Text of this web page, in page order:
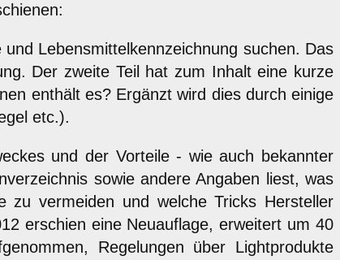
Lebensmittelkennzeichnung suchen. Das
Der zweite Teil hat zum Inhalt eine kurze
enthält es? Ergänzt wird dies durch einige
etc.).
und der Vorteile - wie auch bekannter
sowie andere Angaben liest, was
vermeiden und welche Tricks Hersteller
erschien eine Neuauflage, erweitert um 40
Regelungen über Lightprodukte